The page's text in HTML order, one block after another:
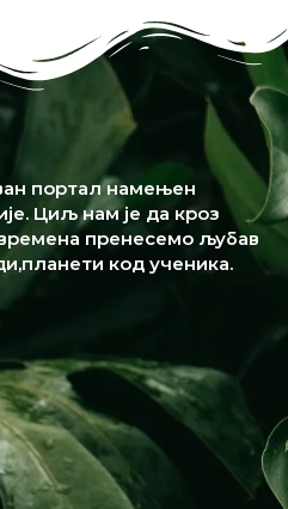
портал намењен
Циљ нам је да кроз
пренесемо љубав
код ученика.